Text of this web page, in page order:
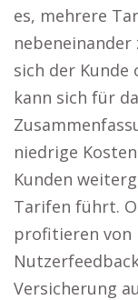
es, mehrere
sich der
kann sich für
niedrige
Kunden
Tarifen führt.
profitieren von
Versicherung